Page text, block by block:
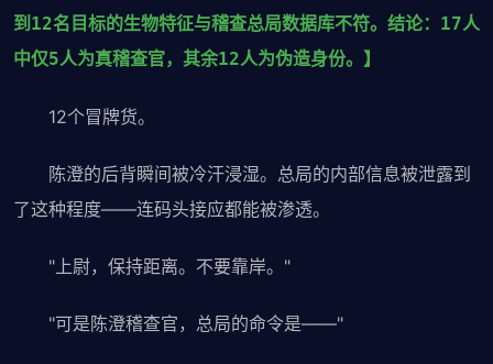
到12名目标的生物特征与稽查总局数据库不符。结论：17人
中仅5人为真稽查官，其余12人为伪造身份。】
12个冒牌货。
陈澄的后背瞬间被冷汗浸湿。总局的内部信息被泄露到
了这种程度——连码头接应都能被渗透。
"上尉，保持距离。不要靠岸。"
"可是陈澄稽查官，总局的命令是——"